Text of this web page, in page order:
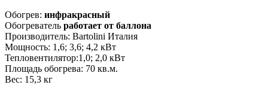
Обогрев: инфракрасный
Обогреватель работает от баллона
Производитель: Bartolini Италия
Мощность: 1,6; 3,6; 4,2 кВт
Тепловентилятор:1,0; 2,0 кВт
Площадь обогрева: 70 кв.м.
Вес: 15,3 кг